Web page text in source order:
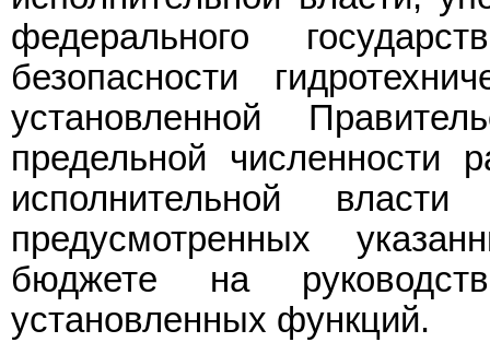
федерального
безопасности
установленной
предельной численности
исполнительной
предусмотренных
бюджете на
установленных функций.